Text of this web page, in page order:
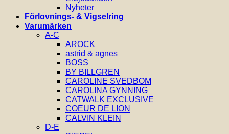
Nyheter
Förlovnings- & Vigselring
Varumärken
A-C
AROCK
astrid & agnes
BOSS
BY BILLGREN
CAROLINE SVEDBOM
CAROLINA GYNNING
CATWALK EXCLUSIVE
COEUR DE LION
CALVIN KLEIN
D-E